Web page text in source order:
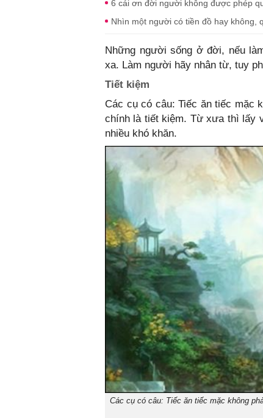
6 cái ơn đời người không được phép
Nhìn một người có tiền đồ hay không,
Những người sống ở đời, nếu
xa. Làm người hãy nhân từ, tuy
Tiết kiệm
Các cụ có câu: Tiếc ăn tiếc mặc
chính là tiết kiệm. Từ xưa thì lấy
nhiều khó khăn.
Các cụ có câu: Tiếc ăn tiếc mặc không